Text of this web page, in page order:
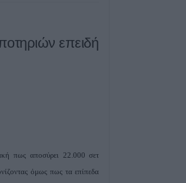
επειδή
πως αποσύρει 22.000 σετ
όμως πως τα επίπεδα